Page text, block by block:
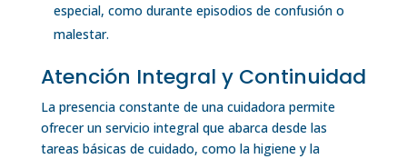
especial, como durante episodios de confusión o
malestar.
Atención Integral y Continuidad
La presencia constante de una cuidadora permite
ofrecer un servicio integral que abarca desde las
tareas básicas de cuidado, como la higiene y la